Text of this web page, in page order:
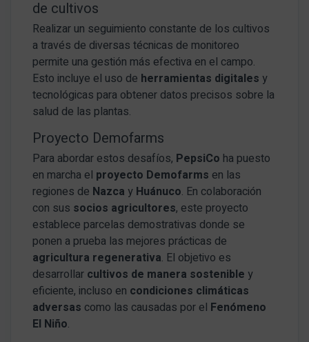
de cultivos
Realizar un seguimiento constante de los cultivos
a través de diversas técnicas de monitoreo
permite una gestión más efectiva en el campo.
Esto incluye el uso de herramientas digitales y
tecnológicas para obtener datos precisos sobre la
salud de las plantas.
Proyecto Demofarms
Para abordar estos desafíos, PepsiCo ha puesto
en marcha el proyecto Demofarms en las
regiones de Nazca y Huánuco. En colaboración
con sus socios agricultores, este proyecto
establece parcelas demostrativas donde se
ponen a prueba las mejores prácticas de
agricultura regenerativa. El objetivo es
desarrollar cultivos de manera sostenible y
eficiente, incluso en condiciones climáticas
adversas como las causadas por el Fenómeno
El Niño.